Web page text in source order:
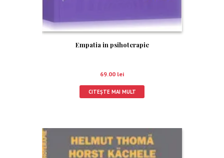
Empatia in psihoterapie
69.00 lei
CITEȘTE MAI MULT